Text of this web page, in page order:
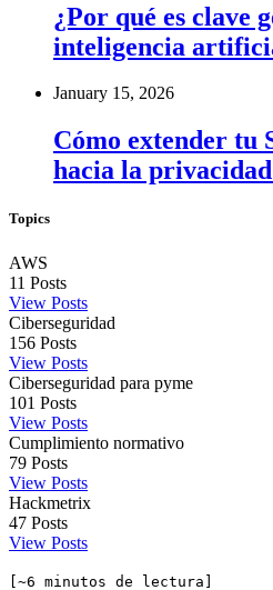
¿Por qué es clave
inteligencia
January 15, 2026
Cómo extender tu
hacia la
Topics
AWS
11 Posts
View Posts
Ciberseguridad
156 Posts
View Posts
Ciberseguridad para pyme
101 Posts
View Posts
Cumplimiento normativo
79 Posts
View Posts
Hackmetrix
47 Posts
View Posts
[~6 minutos de lectura]